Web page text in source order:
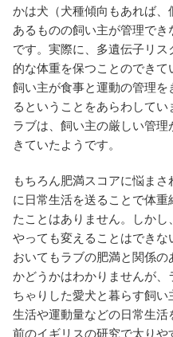
かは犬（犬種傾向もあれば
あるものの飼い主が管理で
です。実際に、多遺伝子リ
的な体重を保つことのでき
飼い主が食事と運動の管理を
るということをあらわして
ラブは、飼い主の厳しい管
きていたようです。
もちろん肥満スコアに悩ま
に日常生活を送ることで体
たことはありません。しかし
やっても変えることはでき
おいてもラブの肥満と関係
かどうかはわかりませんが
ちゃりした愛犬と暮らす飼
生活や運動量などの日常生
前のイギリスの研究で太り